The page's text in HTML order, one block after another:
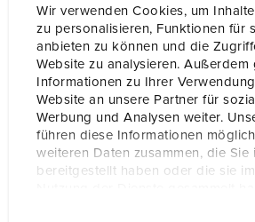
Wir verwenden Cookies, um
zu personalisieren, Funktionen für
anbieten zu können und die
Website zu analysieren. Außerdem
Informationen zu Ihrer
Website an unsere Partner für
Werbung und Analysen weiter.
führen diese Informationen
weiteren Daten zusammen, die Sie
bereitgestellt haben oder die sie
Onze producten kunt u in het gedeelte
verlanglijstje/winkelmand in
Mijn lijst(0)
NIEUW LIJST MAKEN